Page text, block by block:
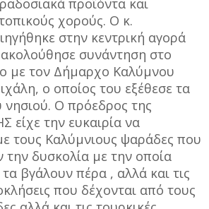
προϊόντα και
χορούς. Ο κ.
στην κεντρική αγορά
συνάντηση στο
με τον Δήμαρχο Καλύμνου
ο οποίος του εξέθεσε τα
Ο πρόεδρος της
είχε την ευκαιρία να
τους Καλύμνιους ψαράδες που
την δυσκολία με την οποία
βγάλουν πέρα , αλλά και τις
που δέχονται από τους